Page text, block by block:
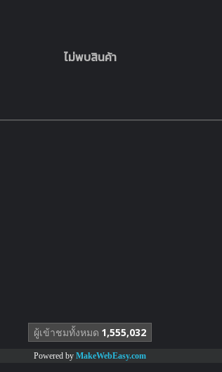
ไม่พบสินค้า
ผู้เข้าชมทั้งหมด 1,555,032
Powered by MakeWebEasy.com